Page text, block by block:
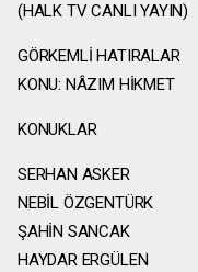
(HALK TV CANLI YAYIN)
GÖRKEMLİ HATIRALAR
KONU: NÂZIM HİKMET
KONUKLAR
SERHAN ASKER
NEBİL ÖZGENTÜRK
ŞAHİN SANCAK
HAYDAR ERGÜLEN